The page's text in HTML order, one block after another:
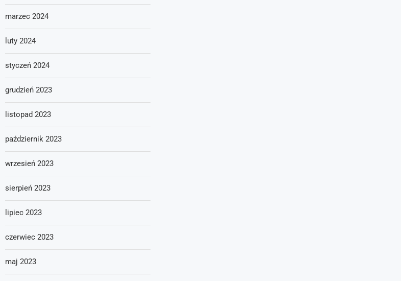
marzec 2024
luty 2024
styczeń 2024
grudzień 2023
listopad 2023
październik 2023
wrzesień 2023
sierpień 2023
lipiec 2023
czerwiec 2023
maj 2023